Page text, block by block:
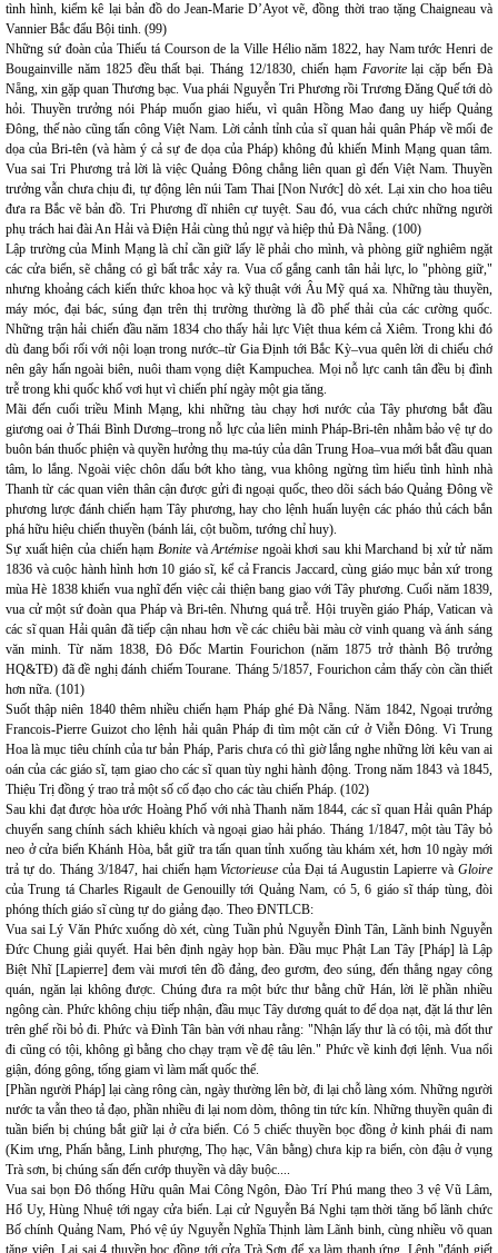
tình hình, kiểm kê lại bản đồ do Jean-Marie D’Ayot vẽ, đồng thời trao tặng Chaigneau và
Vannier Bắc đẩu Bội tinh. (99)
Những sứ đoàn của Thiếu tá Courson de la Ville Hélio năm 1822, hay Nam tước Henri de
Bougainville năm 1825 đều thất bại. Tháng 12/1830, chiến hạm Favoritelại cặp bến Đà
Nẵng, xin gặp quan Thương bạc. Vua phái Nguyễn Tri Phương rồi Trương Đăng Quế tới dò
hỏi. Thuyền trưởng nói Pháp muốn giao hiếu, vì quân Hồng Mao đang uy hiếp Quảng
Đông, thế nào cũng tấn công Việt Nam. Lời cảnh tỉnh của sĩ quan hải quân Pháp về mối đe
dọa của Bri-tên (và hàm ý cả sự đe dọa của Pháp) không đủ khiến Minh Mạng quan tâm.
Vua sai Tri Phương trả lời là việc Quảng Đông chẳng liên quan gì đến Việt Nam. Thuyền
trưởng vẫn chưa chịu đi, tự động lên núi Tam Thai [Non Nước] dò xét. Lại xin cho hoa tiêu
đưa ra Bắc vẽ bản đồ. Tri Phương dĩ nhiên cự tuyệt. Sau đó, vua cách chức những người
phụ trách hai đài An Hải và Điện Hải cùng thủ ngự và hiệp thủ Đà Nẵng. (100)
Lập trường của Minh Mạng là chỉ cần giữ lấy lẽ phải cho mình, và phòng giữ nghiêm ngặt
các cửa biển, sẽ chẳng có gì bất trắc xảy ra. Vua cố gắng canh tân hải lực, lo "phòng giữ,"
nhưng khoảng cách kiến thức khoa học và kỹ thuật với Âu Mỹ quá xa. Những tàu thuyền,
máy móc, đại bác, súng đạn trên thị trường thường là đồ phế thải của các cường quốc.
Những trận hải chiến đầu năm 1834 cho thấy hải lực Việt thua kém cả Xiêm. Trong khi đó
dù đang bối rối với nội loạn trong nước–từ Gia Định tới Bắc Kỳ–vua quên lời di chiếu chớ
nên gây hấn ngoài biên, nuôi tham vọng diệt Kampuchea. Mọi nỗ lực canh tân đều bị đình
trễ trong khi quốc khố vơi hụt vì chiến phí ngày một gia tăng.
Mãi đến cuối triều Minh Mạng, khi những tàu chạy hơi nước của Tây phương bắt đầu
giương oai ở Thái Bình Dương–trong nỗ lực của liên minh Pháp-Bri-tên nhằm bảo vệ tự do
buôn bán thuốc phiện và quyền hưởng thụ ma-túy của dân Trung Hoa–vua mới bắt đầu quan
tâm, lo lắng. Ngoài việc chôn dấu bớt kho tàng, vua không ngừng tìm hiểu tình hình nhà
Thanh từ các quan viên thân cận được gửi đi ngoại quốc, theo dõi sách báo Quảng Đông về
phương lược đánh chiến hạm Tây phương, hay cho lệnh huấn luyện các pháo thủ cách bắn
phá hữu hiệu chiến thuyền (bánh lái, cột buồm, tướng chỉ huy).
Sự xuất hiện của chiến hạm BonitevàArtémise ngoài khơi sau khi Marchand bị xử tử năm
1836 và cuộc hành hình hơn 10 giáo sĩ, kể cả Francis Jaccard, cùng giáo mục bản xứ trong
mùa Hè 1838 khiến vua nghĩ đến việc cải thiện bang giao với Tây phương. Cuối năm 1839,
vua cử một sứ đoàn qua Pháp và Bri-tên. Nhưng quá trễ. Hội truyền giáo Pháp, Vatican và
các sĩ quan Hải quân đã tiếp cận nhau hơn về các chiêu bài màu cờ vinh quang và ánh sáng
văn minh. Từ năm 1838, Đô Đốc Martin Fourichon (năm 1875 trở thành Bộ trưởng
HQ&TĐ) đã đề nghị đánh chiếm Tourane. Tháng 5/1857, Fourichon cảm thấy còn cần thiết
hơn nữa. (101)
Suốt thập niên 1840 thêm nhiều chiến hạm Pháp ghé Đà Nẵng. Năm 1842, Ngoại trưởng
Francois-Pierre Guizot cho lệnh hải quân Pháp đi tìm một căn cứ ở Viễn Đông. Vì Trung
Hoa là mục tiêu chính của tư bản Pháp, Paris chưa có thì giờ lắng nghe những lời kêu van ai
oán của các giáo sĩ, tạm giao cho các sĩ quan tùy nghi hành động. Trong năm 1843 và 1845,
Thiệu Trị đồng ý trao trả một số cố đạo cho các tàu chiến Pháp. (102)
Sau khi đạt được hòa ước Hoàng Phố với nhà Thanh năm 1844, các sĩ quan Hải quân Pháp
chuyển sang chính sách khiêu khích và ngoại giao hải pháo. Tháng 1/1847, một tàu Tây bỏ
neo ở cửa biển Khánh Hòa, bắt giữ tra tấn quan tỉnh xuống tàu khám xét, hơn 10 ngày mới
trả tự do. Tháng 3/1847, hai chiến hạmVictorieuse của Đại tá Augustin Lapierre vàGloire
của Trung tá Charles Rigault de Genouilly tới Quảng Nam, có 5, 6 giáo sĩ tháp tùng, đòi
phóng thích giáo sĩ cùng tự do giảng đạo. Theo ĐNTLCB:
Vua sai Lý Văn Phức xuống dò xét, cùng Tuần phủ Nguyễn Đình Tân, Lãnh binh Nguyễn
Đức Chung giải quyết. Hai bên định ngày họp bàn. Đầu mục Phật Lan Tây [Pháp] là Lập
Biệt Nhĩ [Lapierre] đem vài mươi tên đồ đảng, đeo gươm, đeo súng, đến thẳng ngay công
quán, ngăn lại không được. Chúng đưa ra một bức thư bằng chữ Hán, lời lẽ phần nhiều
ngông càn. Phức không chịu tiếp nhận, đầu mục Tây dương quát to để dọa nạt, đặt lá thư lên
trên ghế rồi bỏ đi. Phức và Đình Tân bàn với nhau rằng: "Nhận lấy thư là có tội, mà đốt thư
đi cũng có tội, không gì bằng cho chạy trạm về đệ tâu lên." Phức về kinh đợi lệnh. Vua nổi
giận, đóng gông, tống giam vì làm mất quốc thể.
[Phần người Pháp] lại càng rông càn, ngày thường lên bờ, đi lại chỗ làng xóm. Những người
nước ta vẫn theo tả đạo, phần nhiều đi lại nom dòm, thông tin tức kín. Những thuyền quân đi
tuần biển bị chúng bắt giữ lại ở cửa biển. Có 5 chiếc thuyền bọc đồng ở kinh phái đi nam
(Kim ưng, Phấn bằng, Linh phượng, Thọ hạc, Vân bằng) chưa kịp ra biển, còn đậu ở vụng
Trà sơn, bị chúng sấn đến cướp thuyền và dây buộc....
Vua sai bọn Đô thống Hữu quân Mai Công Ngôn, Đào Trí Phú mang theo 3 vệ Vũ Lâm,
Hổ Uy, Hùng Nhuệ tới ngay cửa biển. Lại cử Nguyễn Bá Nghi tạm thời tăng bổ lãnh chức
Bố chính Quảng Nam, Phó vệ úy Nguyễn Nghĩa Thịnh làm Lãnh binh, cùng nhiều võ quan
tăng viện. Lại sai 4 thuyền bọc đồng tới cửa Trà Sơn để xa làm thanh ứng. Lệnh "đánh giết